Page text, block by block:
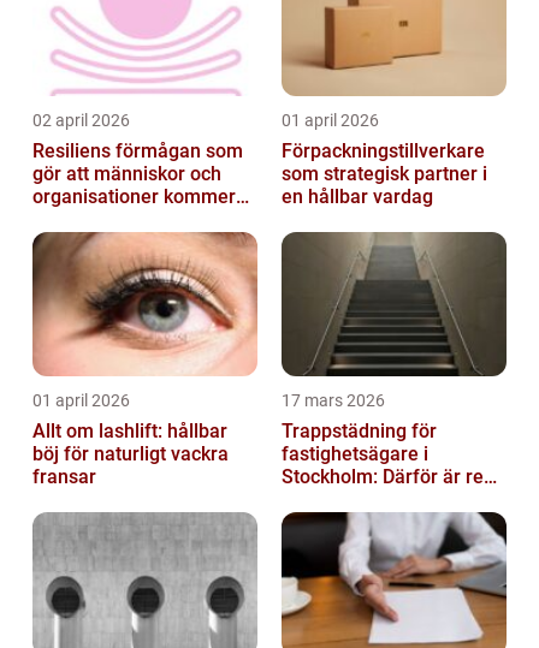
02 april 2026
Resiliens förmågan som
gör att människor och
organisationer kommer
01 april 2026
Förpackningstillverkare
som strategisk partner i
en hållbar vardag
01 april 2026
Allt om lashlift: hållbar
böj för naturligt vackra
fransar
17 mars 2026
Trappstädning för
fastighetsägare i
Stockholm: Därför är rena
investering